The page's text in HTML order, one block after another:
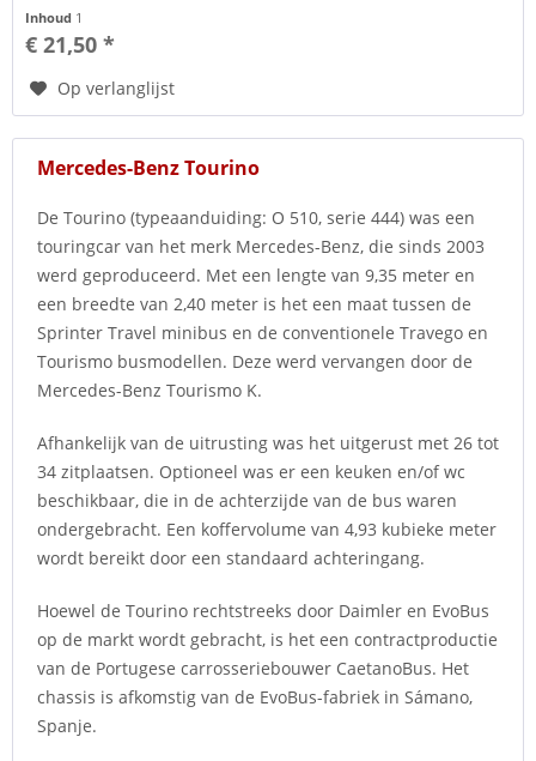
Inhoud 1
€ 21,50 *
Op verlanglijst
Mercedes-Benz Tourino
De Tourino (typeaanduiding: O 510, serie 444) was een
touringcar van het merk Mercedes-Benz, die sinds 2003
werd geproduceerd. Met een lengte van 9,35 meter en
een breedte van 2,40 meter is het een maat tussen de
Sprinter Travel minibus en de conventionele Travego en
Tourismo busmodellen. Deze werd vervangen door de
Mercedes-Benz Tourismo K.
Afhankelijk van de uitrusting was het uitgerust met 26 tot
34 zitplaatsen. Optioneel was er een keuken en/of wc
beschikbaar, die in de achterzijde van de bus waren
ondergebracht. Een koffervolume van 4,93 kubieke meter
wordt bereikt door een standaard achteringang.
Hoewel de Tourino rechtstreeks door Daimler en EvoBus
op de markt wordt gebracht, is het een contractproductie
van de Portugese carrosseriebouwer CaetanoBus. Het
chassis is afkomstig van de EvoBus-fabriek in Sámano,
Spanje.